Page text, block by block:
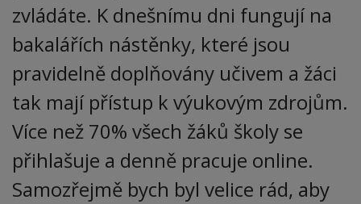
zvládáte. K dnešnímu dni fungují na
bakalářích nástěnky, které jsou
pravidelně doplňovány učivem a žáci
tak mají přístup k výukovým zdrojům.
Více než 70% všech žáků školy se
přihlašuje a denně pracuje online.
Samozřejmě bych byl velice rád, aby